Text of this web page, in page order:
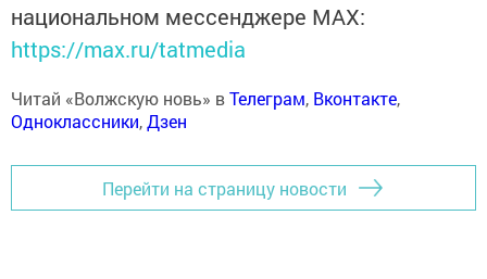
национальном мессенджере MАХ:
https://max.ru/tatmedia
Читай «Волжскую новь» вТелеграм, Вконтакте,
Одноклассники,Дзен
Перейти на страницу новости